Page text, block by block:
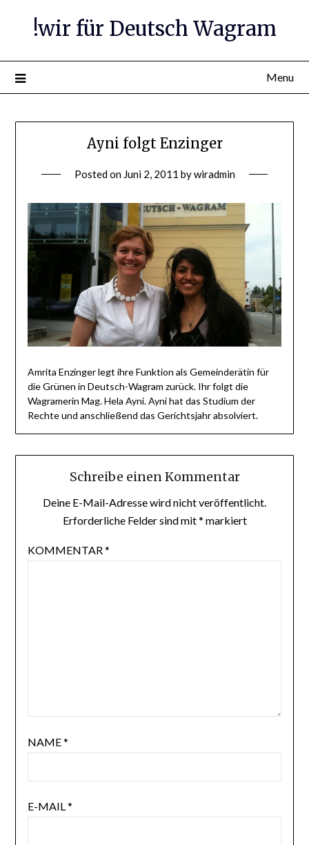
!wir für Deutsch Wagram
Menu
Ayni folgt Enzinger
Posted on Juni 2, 2011 bywiradmin
Amrita Enzinger legt ihre Funktion als Gemeinderätin für
die Grünen in Deutsch-Wagram zurück. Ihr folgt die
Wagramerin Mag. Hela Ayni. Ayni hat das Studium der
Rechte und anschließend das Gerichtsjahr absolviert.
Schreibe einen Kommentar
Deine E-Mail-Adresse wird nicht veröffentlicht.
Erforderliche Felder sind mit* markiert
KOMMENTAR*
NAME*
E-MAIL*